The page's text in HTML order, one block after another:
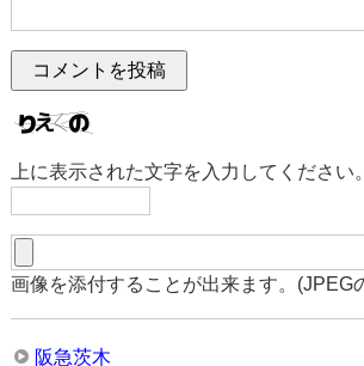
上に表示された文字を入力してください。
画像を添付することが出来ます。(JPEG
阪急茨木